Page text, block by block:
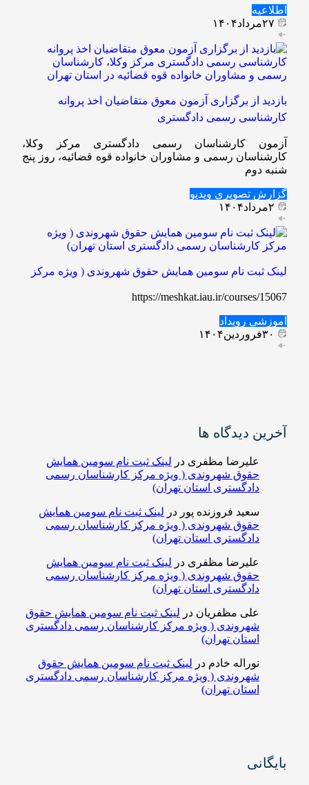
اطلاعیه
۲۷مرداد۱۴۰۴
بازدید از برگزاری آزمون معوق متقاضیان اخذ پروانه
کارشناسی رسمی دادگستری
آزمون کارشناسان رسمی دادگستری مرکز وکلا،
کارشناسان رسمی و مشاوران خانواده قوه قضائیه، روز پنج
شنبه دوم
گزارش تصویری ویدیو
۲مرداد۱۴۰۴
لینک ثبت نام سومین همایش حقوق شهروندی ( ویژه مرکز
https://meshkat.iau.ir/courses/15067
آموزشی رویداد
۳۰فروردین۱۴۰۴
آخرین دیدگاه ها
علیرضا مظفری در لینک ثبت نام سومین همایش
حقوق شهروندی ( ویژه مرکز کارشناسان رسمی
دادگستری استان تهران)
سعید فروزنده پور در لینک ثبت نام سومین همایش
حقوق شهروندی ( ویژه مرکز کارشناسان رسمی
دادگستری استان تهران)
علیرضا مظفری در لینک ثبت نام سومین همایش
حقوق شهروندی ( ویژه مرکز کارشناسان رسمی
دادگستری استان تهران)
علی مظفریان در لینک ثبت نام سومین همایش حقوق
شهروندی ( ویژه مرکز کارشناسان رسمی دادگستری
استان تهران)
نوراله خادم در لینک ثبت نام سومین همایش حقوق
شهروندی ( ویژه مرکز کارشناسان رسمی دادگستری
استان تهران)
بایگانی